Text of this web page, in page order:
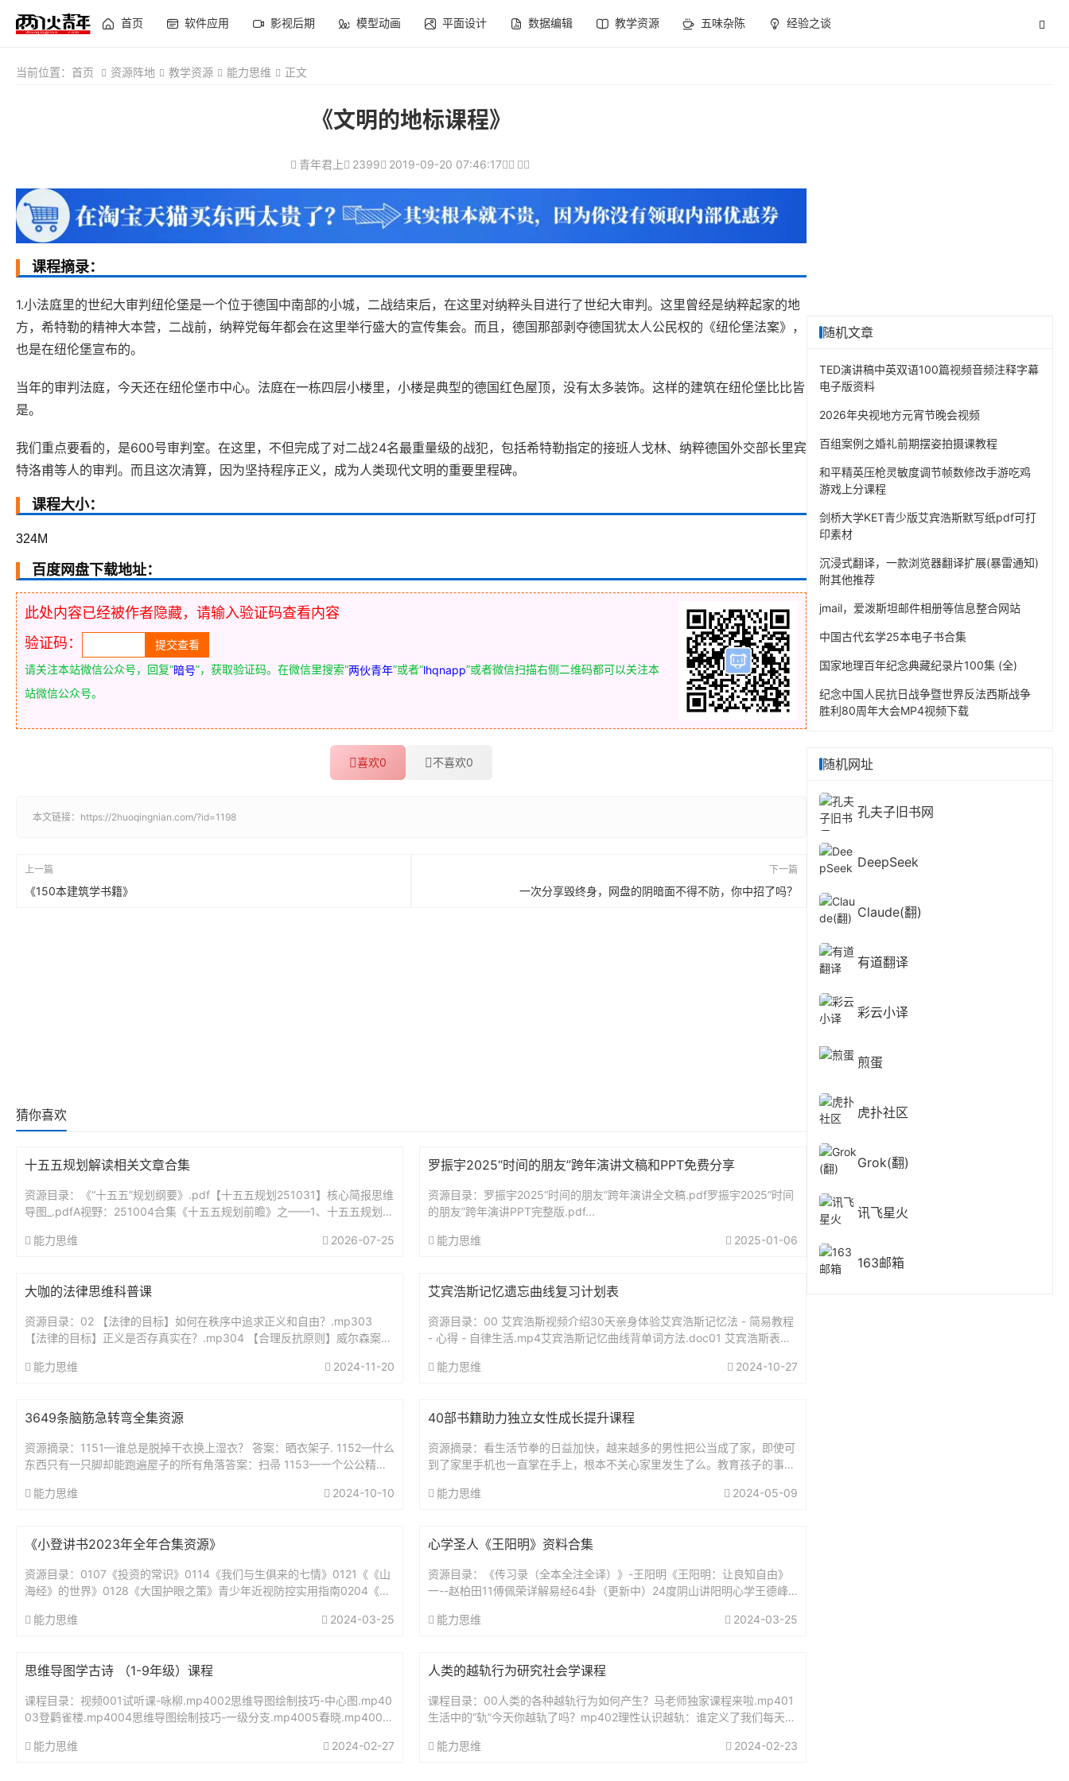
首页 软件应用 影视后期 模型动画 平面设计 数据编辑 教学资源 五味杂陈 经验之谈
当前位置： 首页 资源阵地 教学资源 能力思维 正文
《文明的地标课程》
青年君上 2399 2019-09-20 07:46:17
课程摘录：
1.小法庭里的世纪大审判纽伦堡是一个位于德国中南部的小城，二战结束后，在这里对纳粹头目进行了世纪大审判。这里曾经是纳粹起家的地
方，希特勒的精神大本营，二战前，纳粹党每年都会在这里举行盛大的宣传集会。而且，德国那部剥夺德国犹太人公民权的《纽伦堡法案》，
也是在纽伦堡宣布的。
当年的审判法庭，今天还在纽伦堡市中心。法庭在一栋四层小楼里，小楼是典型的德国红色屋顶，没有太多装饰。这样的建筑在纽伦堡比比皆
是。
我们重点要看的，是600号审判室。在这里，不但完成了对二战24名最重量级的战犯，包括希特勒指定的接班人戈林、纳粹德国外交部长里宾
特洛甫等人的审判。而且这次清算，因为坚持程序正义，成为人类现代文明的重要里程碑。
课程大小：
324M
百度网盘下载地址：
此处内容已经被作者隐藏，请输入验证码查看内容
验证码：
请关注本站微信公众号，回复“暗号”，获取验证码。在微信里搜索“两伙青年”或者“lhqnapp”或者微信扫描右侧二维码都可以关注本
站微信公众号。
喜欢0 不喜欢0
本文链接： https://2huoqingnian.com/?id=1198
上一篇
《150本建筑学书籍》
下一篇
一次分享毁终身，网盘的阴暗面不得不防，你中招了吗？
猜你喜欢
十五五规划解读相关文章合集
资源目录：《“十五五”规划纲要》.pdf【十五五规划251031】核心简报思维
导图_.pdfA视野：251004合集《十五五规划前瞻》之——1、十五五规划前
能力思维
2026-07-25
罗振宇2025“时间的朋友”跨年演讲文稿和PPT免费分享
资源目录：罗振宇2025“时间的朋友”跨年演讲全文稿.pdf罗振宇2025“时间
的朋友”跨年演讲PPT完整版.pdf...
能力思维 2025-01-06
大咖的法律思维科普课
资源目录：02 【法律的目标】如何在秩序中追求正义和自由？.mp303
【法律的目标】正义是否存真实在？.mp304 【合理反抗原则】威尔森案：
能力思维
2024-11-20
艾宾浩斯记忆遗忘曲线复习计划表
资源目录：00 艾宾浩斯视频介绍30天亲身体验艾宾浩斯记忆法 - 简易教程
- 心得 - 自律生活.mp4艾宾浩斯记忆曲线背单词方法.doc01 艾宾浩斯表格
能力思维
2024-10-27
3649条脑筋急转弯全集资源
资源摘录：1151—谁总是脱掉干衣换上湿衣？ 答案：晒衣架子. 1152—什么
东西只有一只脚却能跑遍屋子的所有角落答案：扫帚 1153—一个公公精神
能力思维
2024-10-10
40部书籍助力独立女性成长提升课程
资源摘录：看生活节拳的日益加快，越来越多的男性把公当成了家，即使可
到了家里手机也一直掌在手上，根本不关心家里发生了么。教育孩子的事，
严...能力思维 2024-05-09
《小登讲书2023年全年合集资源》
资源目录：0107《投资的常识》0114《我们与生俱来的七情》0121《《山
海经》的世界》0128《大国护眼之策》青少年近视防控实用指南0204《像
能力思维
2024-03-25
心学圣人《王阳明》资料合集
资源目录：《传习录（全本全注全译）》-王阳明《王阳明：让良知自由》
一--赵柏田11傅佩荣详解易经64卦（更新中）24度阴山讲阳明心学王德峰
能力思维
2024-03-25
思维导图学古诗 （1-9年级）课程
课程目录：视频001试听课-咏柳.mp4002思维导图绘制技巧-中心图.mp40
03登鹳雀楼.mp4004思维导图绘制技巧-一级分支.mp4005春晓.mp4006
能力思维
2024-02-27
人类的越轨行为研究社会学课程
课程目录：00人类的各种越轨行为如何产生？马老师独家课程来啦.mp401
生活中的“轨”今天你越轨了吗？mp402理性认识越轨：谁定义了我们每天的
能力思维
2024-02-23
随机文章
TED演讲稿中英双语100篇视频音频注释字幕
电子版资料
2026年央视地方元宵节晚会视频
百组案例之婚礼前期摆姿拍摄课教程
和平精英压枪灵敏度调节帧数修改手游吃鸡
游戏上分课程
剑桥大学KET青少版艾宾浩斯默写纸pdf可打
印素材
沉浸式翻译，一款浏览器翻译扩展(暴雷通知)
附其他推荐
jmail，爱泼斯坦邮件相册等信息整合网站
中国古代玄学25本电子书合集
国家地理百年纪念典藏纪录片100集 (全)
纪念中国人民抗日战争暨世界反法西斯战争
胜利80周年大会MP4视频下载
随机网址
孔夫子旧书网
DeepSeek
Claude(翻)
有道翻译
彩云小译
煎蛋
虎扑社区
Grok(翻)
讯飞星火
163邮箱